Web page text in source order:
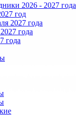
2026 - 2027 года
год
2027 года
года
года